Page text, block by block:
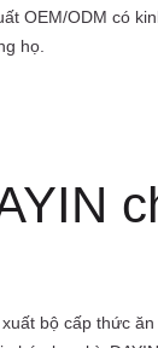
OEM/ODM có
họ.
bộ cấp thức